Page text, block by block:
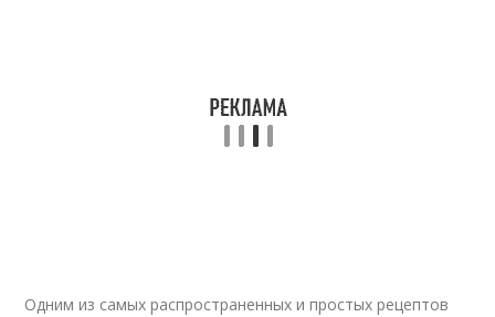
Одним из самых распространенных и простых рецептов